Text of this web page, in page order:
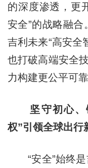
的深度渗透，更
安全”的战略融合
吉利未来“高安全
也打破高端安全
力构建更公平可
坚守初心、
权”引领全球出行
“安全”始终是